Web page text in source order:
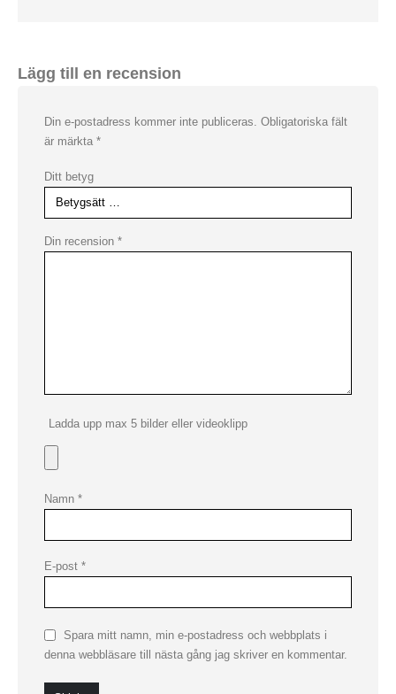
Lägg till en recension
Din e-postadress kommer inte publiceras. Obligatoriska fält
är märkta *
Ditt betyg
Din recension *
Ladda upp max 5 bilder eller videoklipp
Namn *
E-post *
Spara mitt namn, min e-postadress och webbplats i
denna webbläsare till nästa gång jag skriver en kommentar.